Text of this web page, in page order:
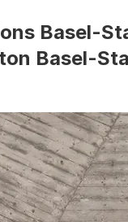
Basel-
Basel-